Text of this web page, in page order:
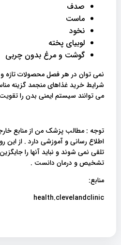
صدف
ماست
نخود
لوبیای پخته
گوشت و مرغ بدون چربی
نمی ‌توان در هر فصل محصولات تازه و
شرایط خرید غذاهای منجمد گزینه
می توانند سیستم ایمنی بدن را
توجه : مطالب پزشک من از منابع
اطلاع رسانی و آموزشی دارد . از
تلقی نمی شوند و نباید آنها را
تشخیص و درمان دانست .
منابع:
health.clevelandclinic